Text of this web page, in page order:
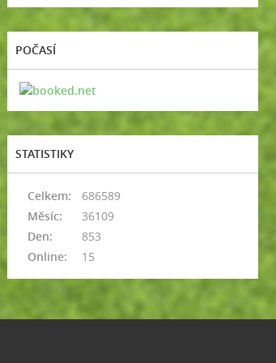
POČASÍ
STATISTIKY
Online: 15
Celkem:
686589
Měsíc:
36109
Den:
853